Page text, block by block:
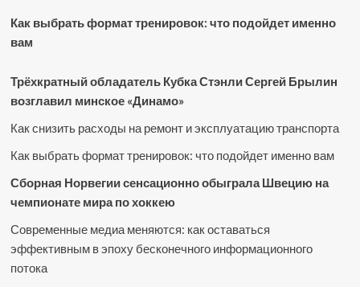
Как выбрать формат тренировок: что подойдет именно
вам
Трёхкратный обладатель Кубка Стэнли Сергей Брылин
возглавил минское «Динамо»
Как снизить расходы на ремонт и эксплуатацию транспорта
Как выбрать формат тренировок: что подойдет именно вам
Сборная Норвегии сенсационно обыграла Швецию на
чемпионате мира по хоккею
Современные медиа меняются: как оставаться
эффективным в эпоху бесконечного информационного
потока